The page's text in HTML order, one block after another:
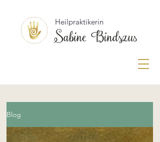
Heilpraktikerin
Blog